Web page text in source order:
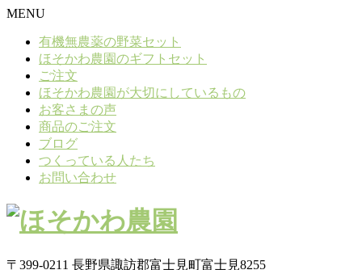
MENU
有機無農薬の野菜セット
ほそかわ農園のギフトセット
ご注文
ほそかわ農園が大切にしているもの
お客さまの声
商品のご注文
ブログ
つくっている人たち
お問い合わせ
〒399-0211 長野県諏訪郡富士見町富士見8255